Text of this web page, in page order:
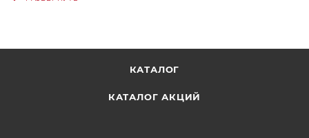
КАТАЛОГ
КАТАЛОГ АКЦИЙ